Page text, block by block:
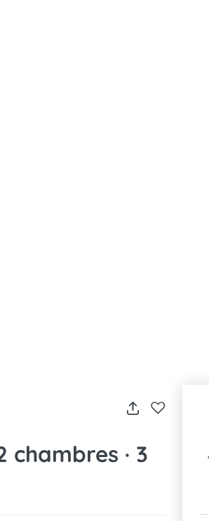
chambres · 3